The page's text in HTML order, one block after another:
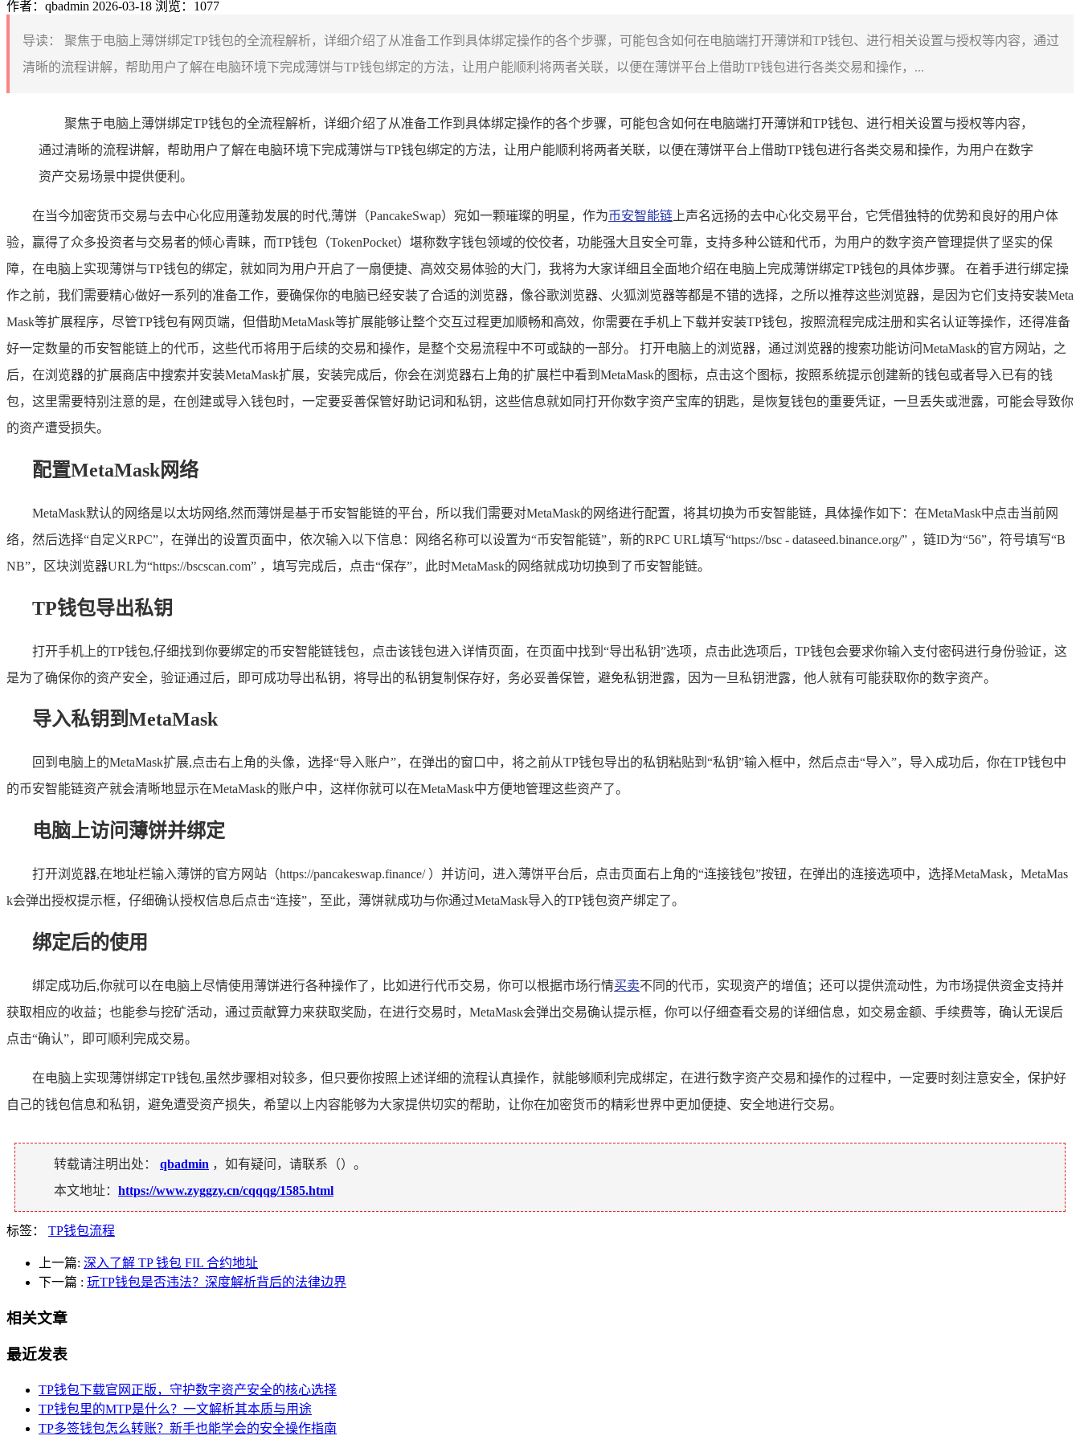
作者：qbadmin 2026-03-18 浏览：1077
导读：
聚焦于电脑上薄饼绑定TP钱包的全流程解析，详细介绍了从准备工作到具体绑定操作的各个步骤，可能包含如何在电脑端打开薄饼和TP钱包、进行相关设置与授权等内容，通过
清晰的流程讲解，帮助用户了解在电脑环境下完成薄饼与TP钱包绑定的方法，让用户能顺利将两者关联，以便在薄饼平台上借助TP钱包进行各类交易和操作，...
聚焦于电脑上薄饼绑定TP钱包的全流程解析，详细介绍了从准备工作到具体绑定操作的各个步骤，可能包含如何在电脑端打开薄饼和TP钱包、进行相关设置与授权等内容，
通过清晰的流程讲解，帮助用户了解在电脑环境下完成薄饼与TP钱包绑定的方法，让用户能顺利将两者关联，以便在薄饼平台上借助TP钱包进行各类交易和操作，为用户在数字
资产交易场景中提供便利。
在当今加密货币交易与去中心化应用蓬勃发展的时代,薄饼（PancakeSwap）宛如一颗璀璨的明星，作为币安智能链 上声名远扬的去中心化交易平台，它凭借独特的优势和良好的用户体
验，赢得了众多投资者与交易者的倾心青睐，而TP钱包（TokenPocket）堪称数字钱包领域的佼佼者，功能强大且安全可靠，支持多种公链和代币，为用户的数字资产管理提供了坚实的保
障，在电脑上实现薄饼与TP钱包的绑定，就如同为用户开启了一扇便捷、高效交易体验的大门，我将为大家详细且全面地介绍在电脑上完成薄饼绑定TP钱包的具体步骤。 在着手进行绑定操
作之前，我们需要精心做好一系列的准备工作，要确保你的电脑已经安装了合适的浏览器，像谷歌浏览器、火狐浏览器等都是不错的选择，之所以推荐这些浏览器，是因为它们支持安装Meta
Mask等扩展程序，尽管TP钱包有网页端，但借助MetaMask等扩展能够让整个交互过程更加顺畅和高效，你需要在手机上下载并安装TP钱包，按照流程完成注册和实名认证等操作，还得准备
好一定数量的币安智能链上的代币，这些代币将用于后续的交易和操作，是整个交易流程中不可或缺的一部分。 打开电脑上的浏览器，通过浏览器的搜索功能访问MetaMask的官方网站，之
后，在浏览器的扩展商店中搜索并安装MetaMask扩展，安装完成后，你会在浏览器右上角的扩展栏中看到MetaMask的图标，点击这个图标，按照系统提示创建新的钱包或者导入已有的钱
包，这里需要特别注意的是，在创建或导入钱包时，一定要妥善保管好助记词和私钥，这些信息就如同打开你数字资产宝库的钥匙，是恢复钱包的重要凭证，一旦丢失或泄露，可能会导致你
的资产遭受损失。
配置MetaMask网络
MetaMask默认的网络是以太坊网络,然而薄饼是基于币安智能链的平台，所以我们需要对MetaMask的网络进行配置，将其切换为币安智能链，具体操作如下：在MetaMask中点击当前网
络，然后选择“自定义RPC”，在弹出的设置页面中，依次输入以下信息：网络名称可以设置为“币安智能链”，新的RPC URL填写“https://bsc - dataseed.binance.org/” ，链ID为“56”，符号填写“B
NB”，区块浏览器URL为“https://bscscan.com” ，填写完成后，点击“保存”，此时MetaMask的网络就成功切换到了币安智能链。
TP钱包导出私钥
打开手机上的TP钱包,仔细找到你要绑定的币安智能链钱包，点击该钱包进入详情页面，在页面中找到“导出私钥”选项，点击此选项后，TP钱包会要求你输入支付密码进行身份验证，这
是为了确保你的资产安全，验证通过后，即可成功导出私钥，将导出的私钥复制保存好，务必妥善保管，避免私钥泄露，因为一旦私钥泄露，他人就有可能获取你的数字资产。
导入私钥到MetaMask
回到电脑上的MetaMask扩展,点击右上角的头像，选择“导入账户”，在弹出的窗口中，将之前从TP钱包导出的私钥粘贴到“私钥”输入框中，然后点击“导入”，导入成功后，你在TP钱包中
的币安智能链资产就会清晰地显示在MetaMask的账户中，这样你就可以在MetaMask中方便地管理这些资产了。
电脑上访问薄饼并绑定
打开浏览器,在地址栏输入薄饼的官方网站（https://pancakeswap.finance/ ）并访问，进入薄饼平台后，点击页面右上角的“连接钱包”按钮，在弹出的连接选项中，选择MetaMask，MetaMas
k会弹出授权提示框，仔细确认授权信息后点击“连接”，至此，薄饼就成功与你通过MetaMask导入的TP钱包资产绑定了。
绑定后的使用
绑定成功后,你就可以在电脑上尽情使用薄饼进行各种操作了，比如进行代币交易，你可以根据市场行情买卖不同的代币，实现资产的增值；还可以提供流动性，为市场提供资金支持并
获取相应的收益；也能参与挖矿活动，通过贡献算力来获取奖励，在进行交易时，MetaMask会弹出交易确认提示框，你可以仔细查看交易的详细信息，如交易金额、手续费等，确认无误后
点击“确认”，即可顺利完成交易。
在电脑上实现薄饼绑定TP钱包,虽然步骤相对较多，但只要你按照上述详细的流程认真操作，就能够顺利完成绑定，在进行数字资产交易和操作的过程中，一定要时刻注意安全，保护好
自己的钱包信息和私钥，避免遭受资产损失，希望以上内容能够为大家提供切实的帮助，让你在加密货币的精彩世界中更加便捷、安全地进行交易。
转载请注明出处： qbadmin ，如有疑问，请联系（）。
本文地址： https://www.zyggzy.cn/cqqqg/1585.html
标签： TP钱包流程
上一篇: 深入了解 TP 钱包 FIL 合约地址
下一篇 : 玩TP钱包是否违法？深度解析背后的法律边界
相关文章
最近发表
TP钱包下载官网正版，守护数字资产安全的核心选择
TP钱包里的MTP是什么？一文解析其本质与用途
TP多签钱包怎么转账？新手也能学会的安全操作指南